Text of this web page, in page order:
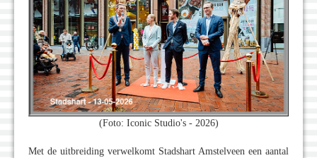
(Foto: Iconic Studio's - 2026)
Met de uitbreiding verwelkomt Stadshart Amstelveen een aantal